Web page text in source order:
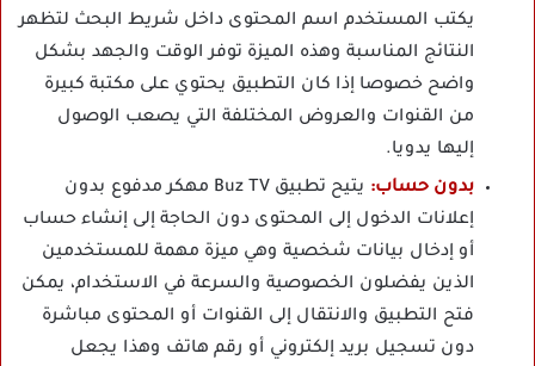
يكتب المستخدم اسم المحتوى داخل شريط البحث لتظهر
النتائج المناسبة وهذه الميزة توفر الوقت والجهد بشكل
واضح خصوصا إذا كان التطبيق يحتوي على مكتبة كبيرة
من القنوات والعروض المختلفة التي يصعب الوصول
إليها يدويا.
بدون حساب:
يتيح تطبيق Buz TV مهكر مدفوع بدون
إعلانات الدخول إلى المحتوى دون الحاجة إلى إنشاء حساب
أو إدخال بيانات شخصية وهي ميزة مهمة للمستخدمين
الذين يفضلون الخصوصية والسرعة في الاستخدام، يمكن
فتح التطبيق والانتقال إلى القنوات أو المحتوى مباشرة
دون تسجيل بريد إلكتروني أو رقم هاتف وهذا يجعل